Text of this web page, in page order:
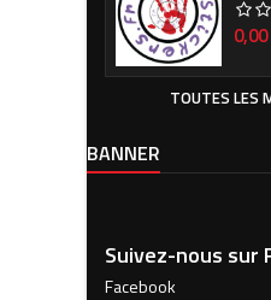
Prix
TOUTES LES
BANNER
Suivez-nous sur
Facebook